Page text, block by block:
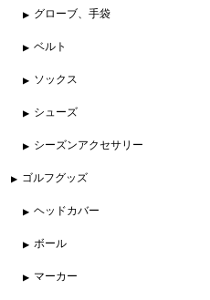
グローブ、手袋
ベルト
ソックス
シューズ
シーズンアクセサリー
ゴルフグッズ
ヘッドカバー
ボール
マーカー